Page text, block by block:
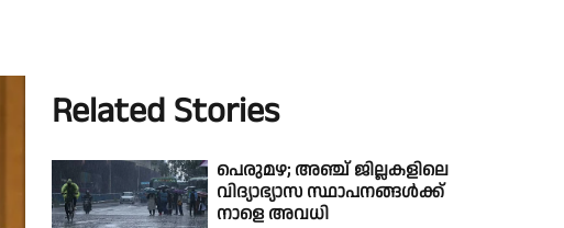
Related Stories
പെരുമഴ; അഞ്ച് ജില്ലകളിലെ
വിദ്യാഭ്യാസ സ്ഥാപനങ്ങൾക്ക്
നാളെ അവധി